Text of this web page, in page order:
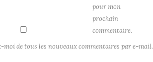
pour mon
prochain
commentaire.
moi de tous les nouveaux commentaires par e-mail.